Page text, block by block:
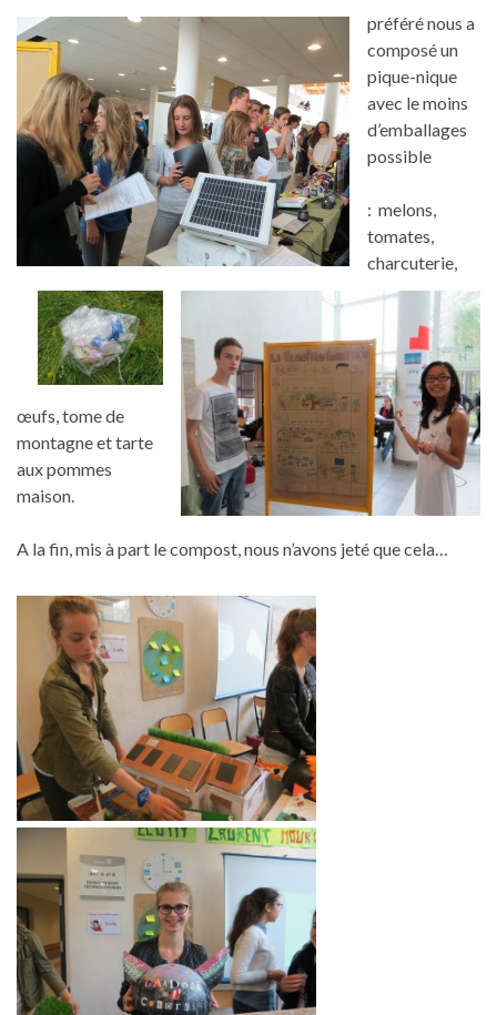
préféré nous a
composé un
pique-nique
avec le moins
d’emballages
possible
: melons,
tomates,
charcuterie,
œufs, tome de
montagne et tarte
aux pommes
maison.
A la fin, mis à part le compost, nous n’avons jeté que cela…